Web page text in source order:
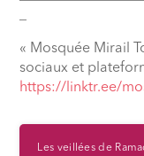
« Mosquée Mirail
sociaux et
https://linktr.ee/
Les veillées de